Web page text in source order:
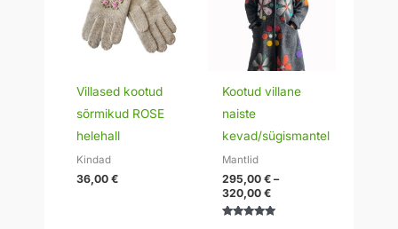
Villased kootud
sõrmikud ROSE
helehall
Kindad
36,00€
Kootud villane
naiste
kevad/sügismantel
Mantlid
295,00€ –
320,00€